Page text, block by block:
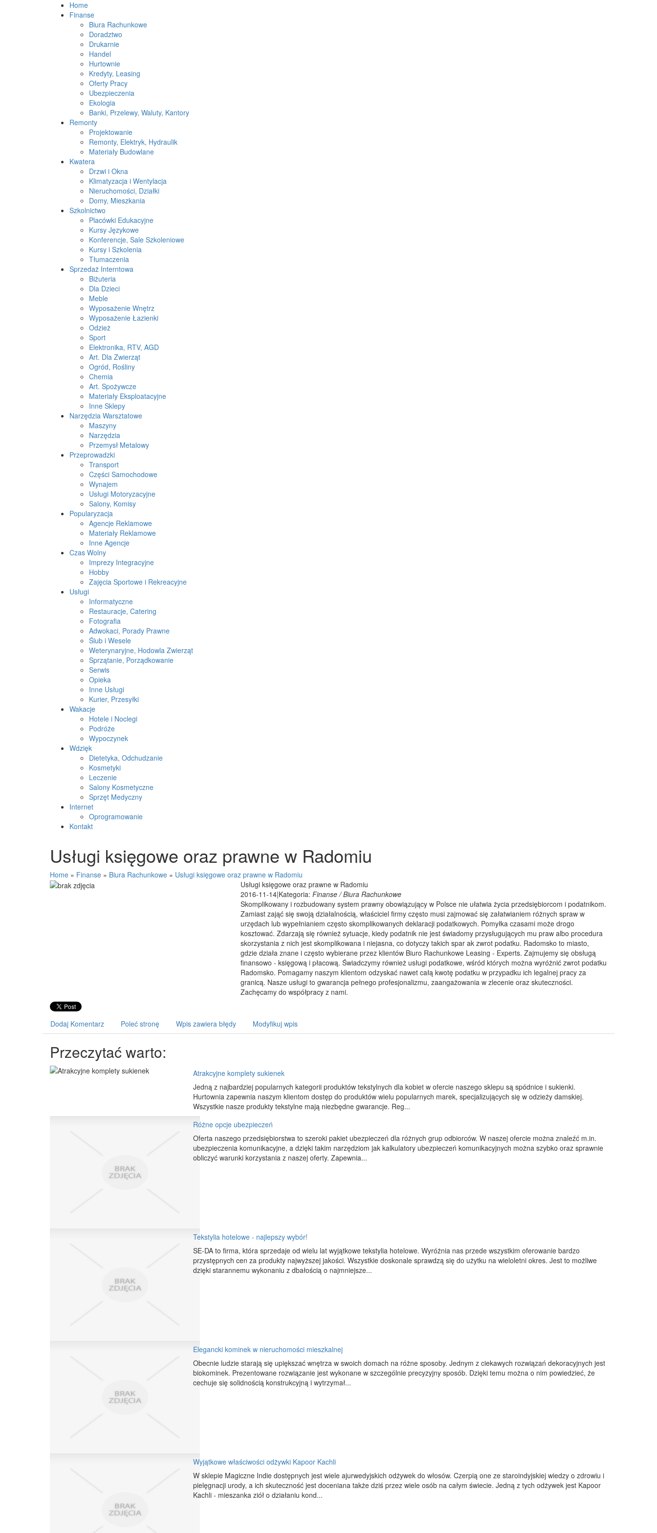
Home
Finanse
Biura Rachunkowe
Doradztwo
Drukarnie
Handel
Hurtownie
Kredyty, Leasing
Oferty Pracy
Ubezpieczenia
Ekologia
Banki, Przelewy, Waluty, Kantory
Remonty
Projektowanie
Remonty, Elektryk, Hydraulik
Materiały Budowlane
Kwatera
Drzwi i Okna
Klimatyzacja i Wentylacja
Nieruchomości, Działki
Domy, Mieszkania
Szkolnictwo
Placówki Edukacyjne
Kursy Językowe
Konferencje, Sale Szkoleniowe
Kursy i Szkolenia
Tłumaczenia
Sprzedaż Interntowa
Biżuteria
Dla Dzieci
Meble
Wyposażenie Wnętrz
Wyposażenie Łazienki
Odzież
Sport
Elektronika, RTV, AGD
Art. Dla Zwierząt
Ogród, Rośliny
Chemia
Art. Spożywcze
Materiały Eksploatacyjne
Inne Sklepy
Narzędzia Warsztatowe
Maszyny
Narzędzia
Przemysł Metalowy
Przeprowadzki
Transport
Części Samochodowe
Wynajem
Usługi Motoryzacyjne
Salony, Komisy
Popularyzacja
Agencje Reklamowe
Materiały Reklamowe
Inne Agencje
Czas Wolny
Imprezy Integracyjne
Hobby
Zajęcia Sportowe i Rekreacyjne
Usługi
Informatyczne
Restauracje, Catering
Fotografia
Adwokaci, Porady Prawne
Ślub i Wesele
Weterynaryjne, Hodowla Zwierząt
Sprzątanie, Porządkowanie
Serwis
Opieka
Inne Usługi
Kurier, Przesyłki
Wakacje
Hotele i Noclegi
Podróże
Wypoczynek
Wdzięk
Dietetyka, Odchudzanie
Kosmetyki
Leczenie
Salony Kosmetyczne
Sprzęt Medyczny
Internet
Oprogramowanie
Kontakt
Usługi księgowe oraz prawne w Radomiu
Home » Finanse » Biura Rachunkowe » Usługi księgowe oraz prawne w Radomiu
Usługi księgowe oraz prawne w Radomiu
2016-11-14|Kategoria: Finanse / Biura Rachunkowe
Skomplikowany i rozbudowany system prawny obowiązujący w Polsce nie ułatwia życia przedsiębiorcom i podatnikom.
Zamiast zająć się swoją działalnością, właściciel firmy często musi zajmować się załatwianiem różnych spraw w
urzędach lub wypełnianiem często skomplikowanych deklaracji podatkowych. Pomyłka czasami może drogo
kosztować. Zdarzają się również sytuacje, kiedy podatnik nie jest świadomy przysługujących mu praw albo procedura
skorzystania z nich jest skomplikowana i niejasna, co dotyczy takich spar ak zwrot podatku. Radomsko to miasto,
gdzie działa znane i często wybierane przez klientów Biuro Rachunkowe Leasing - Experts. Zajmujemy się obsługą
finansowo - księgową i płacową. Świadczymy również usługi podatkowe, wśród których można wyróżnić zwrot podatku
Radomsko. Pomagamy naszym klientom odzyskać nawet całą kwotę podatku w przypadku ich legalnej pracy za
granicą. Nasze usługi to gwarancja pełnego profesjonalizmu, zaangażowania w zlecenie oraz skuteczności.
Zachęcamy do współpracy z nami.
Dodaj Komentarz Poleć stronę Wpis zawiera błędy Modyfikuj wpis
Przeczytać warto:
Atrakcyjne komplety sukienek
Jedną z najbardziej popularnych kategorii produktów tekstylnych dla kobiet w ofercie naszego sklepu są spódnice i sukienki.
Hurtownia zapewnia naszym klientom dostęp do produktów wielu popularnych marek, specjalizujących się w odzieży damskiej.
Wszystkie nasze produkty tekstylne mają niezbędne gwarancje. Reg...
Różne opcje ubezpieczeń
Oferta naszego przedsiębiorstwa to szeroki pakiet ubezpieczeń dla różnych grup odbiorców. W naszej ofercie można znaleźć m.in.
ubezpieczenia komunikacyjne, a dzięki takim narzędziom jak kalkulatory ubezpieczeń komunikacyjnych można szybko oraz sprawnie
obliczyć warunki korzystania z naszej oferty. Zapewnia...
Tekstylia hotelowe - najlepszy wybór!
SE-DA to firma, która sprzedaje od wielu lat wyjątkowe tekstylia hotelowe. Wyróżnia nas przede wszystkim oferowanie bardzo
przystępnych cen za produkty najwyższej jakości. Wszystkie doskonale sprawdzą się do użytku na wieloletni okres. Jest to możliwe
dzięki starannemu wykonaniu z dbałością o najmniejsze...
Elegancki kominek w nieruchomości mieszkalnej
Obecnie ludzie starają się upiększać wnętrza w swoich domach na różne sposoby. Jednym z ciekawych rozwiązań dekoracyjnych jest
biokominek. Prezentowane rozwiązanie jest wykonane w szczególnie precyzyjny sposób. Dzięki temu można o nim powiedzieć, że
cechuje się solidnością konstrukcyjną i wytrzymał...
Wyjątkowe właściwości odżywki Kapoor Kachli
W sklepie Magiczne Indie dostępnych jest wiele ajurwedyjskich odżywek do włosów. Czerpią one ze staroindyjskiej wiedzy o zdrowiu i
pielęgnacji urody, a ich skuteczność jest doceniana także dziś przez wiele osób na całym świecie. Jedną z tych odżywek jest Kapoor
Kachli - mieszanka ziół o działaniu kond...